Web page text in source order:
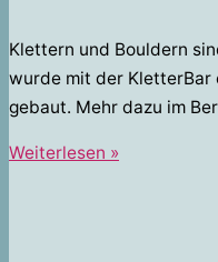
Klettern und Bouldern
wurde mit der KletterBar
gebaut. Mehr dazu im
Klettern
Weiterlesen »